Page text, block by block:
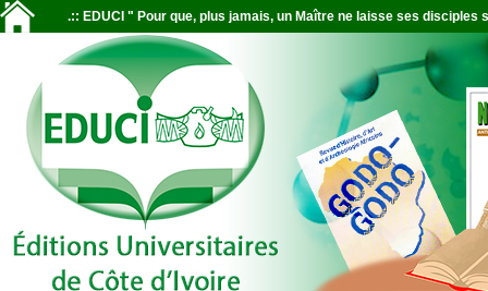
.:: EDUCI " Pour que, plus jamais, un Maître ne laisse ses disciples